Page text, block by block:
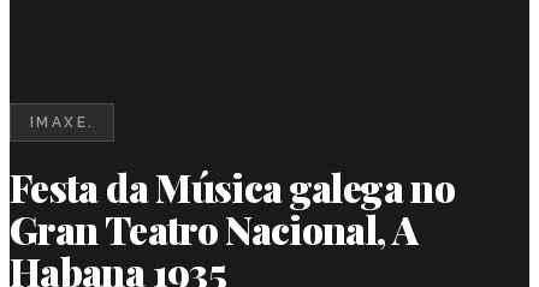
IMAXE.
Festa da Música galega no
Gran Teatro Nacional, A
Habana 1935